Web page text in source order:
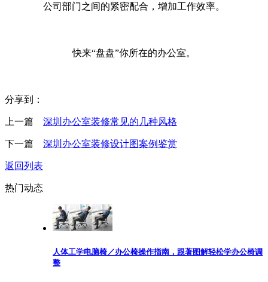
公司部门之间的紧密配合，增加工作效率。
快来“盘盘”你所在的办公室。
分享到：
上一篇 深圳办公室装修常见的几种风格
下一篇 深圳办公室装修设计图案例鉴赏
返回列表
热门动态
人体工学电脑椅／办公椅操作指南，跟著图解轻松学办公椅调
整